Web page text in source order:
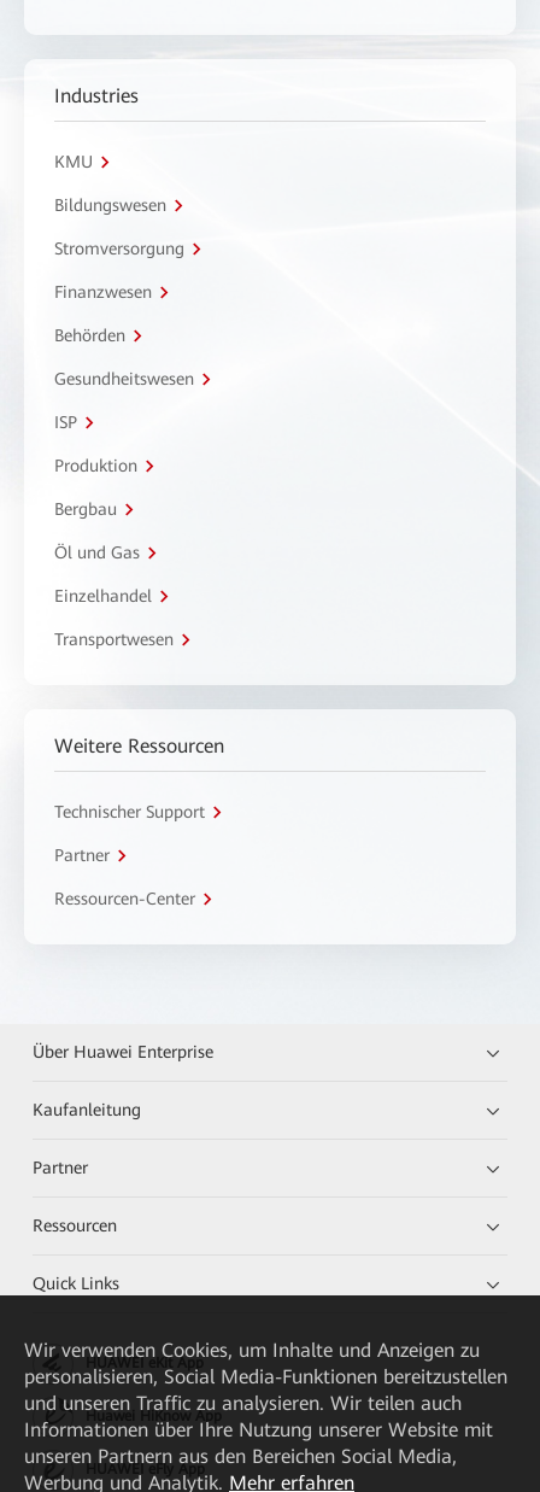
Industries
KMU
Bildungswesen
Stromversorgung
Finanzwesen
Behörden
Gesundheitswesen
ISP
Produktion
Bergbau
Öl und Gas
Einzelhandel
Transportwesen
Weitere Ressourcen
Technischer Support
Partner
Ressourcen-Center
Über Huawei Enterprise
Kaufanleitung
Partner
Ressourcen
Quick Links
HUAWEI eKit App
Huawei HiKnow App
HUAWEI eFly App
Wir verwenden Cookies, um Inhalte und Anzeigen zu
personalisieren, Social Media-Funktionen bereitzustellen
und unseren Traffic zu analysieren. Wir teilen auch
Informationen über Ihre Nutzung unserer Website mit
unseren Partnern aus den Bereichen Social Media,
Werbung und Analytik. Mehr erfahren